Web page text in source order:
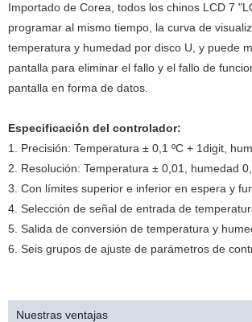
Importado de Corea, todos los chinos LCD 7
programar al mismo tiempo, la curva de
temperatura y humedad por disco U, y puede
pantalla para eliminar el fallo y el fallo de
pantalla en forma de datos.
Especificación del controlador:
1. Precisión: Temperatura ± 0,1 ºC + 1digit,
2. Resolución: Temperatura ± 0,01, humedad
3. Con límites superior e inferior en espera y
4. Selección de señal de entrada de
5. Salida de conversión de temperatura y
6. Seis grupos de ajuste de parámetros de
Nuestras ventajas